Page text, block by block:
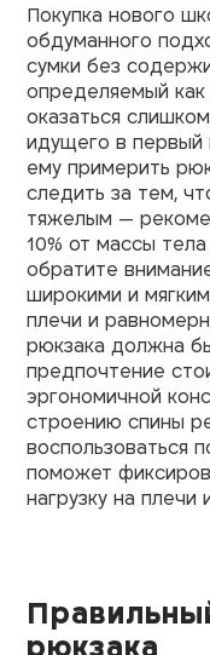
Покупка нового
обдуманного
сумки без
определяемый
оказаться
идущего в первый
ему примерить
следить за тем,
тяжелым —
10% от массы
обратите
широкими и
плечи и
рюкзака должна
предпочтение
эргономичной
строению спины
воспользоваться
поможет
нагрузку на плечи